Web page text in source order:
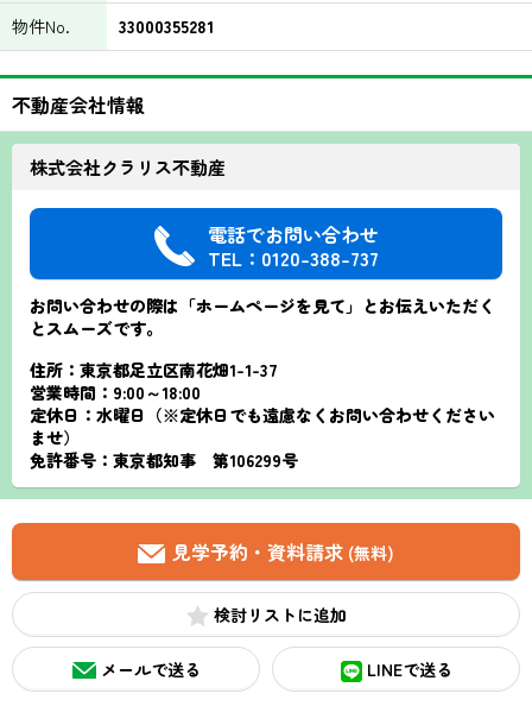
物件No.
33000355281
不動産会社情報
株式会社クラリス不動産
電話でお問い合わせ
TEL：0120-388-737
お問い合わせの際は「ホームページを見て」とお伝えいただく
とスムーズです。
住所：東京都足立区南花畑1-1-37
営業時間：9:00～18:00
定休日：水曜日（※定休日でも遠慮なくお問い合わせください
ませ）
免許番号：東京都知事 第106299号
見学予約・資料請求 (無料)
検討リスト
メールで送る LINEで送る